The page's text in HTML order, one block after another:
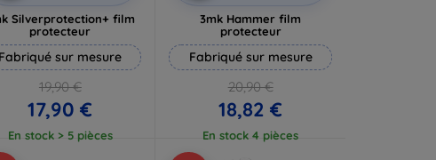
Silverprotection+ film
protecteur
Fabriqué sur mesure
19,90 €
17,90 €
En stock > 5 pièces
3mk Hammer film
protecteur
Fabriqué sur mesure
20,90 €
18,82 €
En stock 4 pièces